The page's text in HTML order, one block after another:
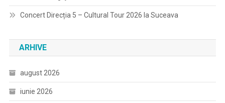
Concert Direcția 5 – Cultural Tour 2026 la Suceava
ARHIVE
august 2026
iunie 2026